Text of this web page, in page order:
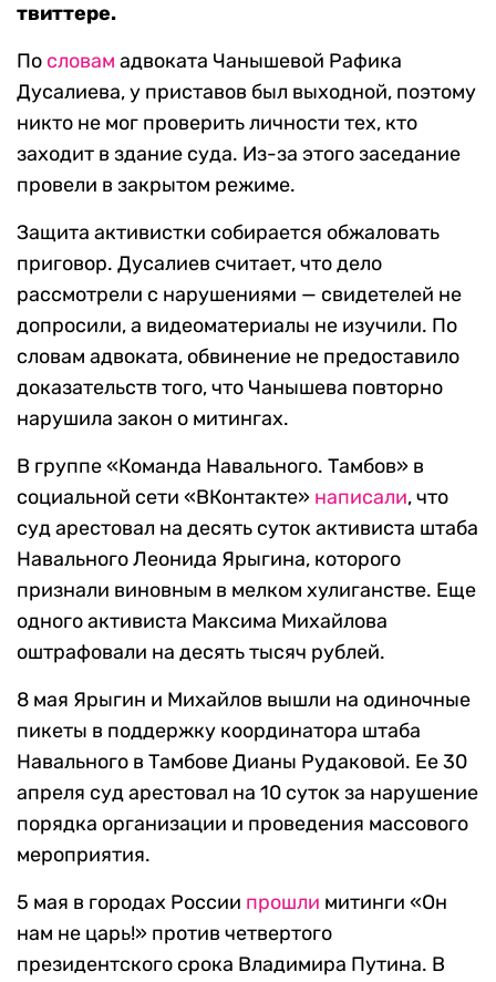
твиттере.
По словам адвоката Чанышевой Рафика
Дусалиева, у приставов был выходной, поэтому
никто не мог проверить личности тех, кто
заходит в здание суда. Из-за этого заседание
провели в закрытом режиме.
Защита активистки собирается обжаловать
приговор. Дусалиев считает, что дело
рассмотрели с нарушениями — свидетелей не
допросили, а видеоматериалы не изучили. По
словам адвоката, обвинение не предоставило
доказательств того, что Чанышева повторно
нарушила закон о митингах.
В группе «Команда Навального. Тамбов» в
социальной сети «ВКонтакте» написали, что
суд арестовал на десять суток активиста штаба
Навального Леонида Ярыгина, которого
признали виновным в мелком хулиганстве. Еще
одного активиста Максима Михайлова
оштрафовали на десять тысяч рублей.
8 мая Ярыгин и Михайлов вышли на одиночные
пикеты в поддержку координатора штаба
Навального в Тамбове Дианы Рудаковой. Ее 30
апреля суд арестовал на 10 суток за нарушение
порядка организации и проведения массового
мероприятия.
5 мая в городах России прошли митинги «Он
нам не царь!» против четвертого
президентского срока Владимира Путина. В